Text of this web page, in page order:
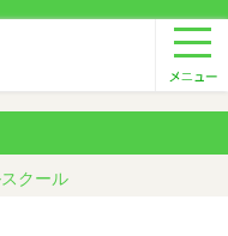
クール